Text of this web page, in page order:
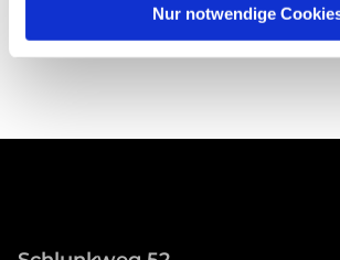
Nur notwendige